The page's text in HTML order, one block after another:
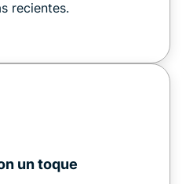
recientes.
un toque